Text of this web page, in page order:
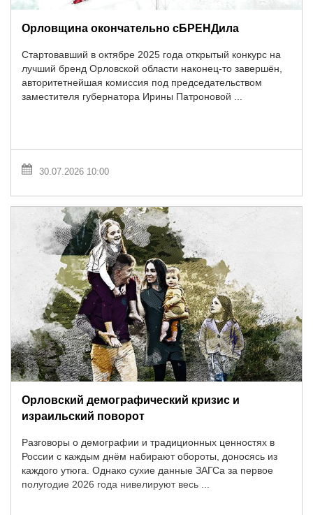
Орловщина окончательно сБРЕНДила
Стартовавший в октябре 2025 года открытый конкурс на
лучший бренд Орловской области наконец-то завершён,
авторитетнейшая комиссия под председательством
заместителя губернатора Ирины Патроновой ...
30.07.2026 10:00
Орловский демографический кризис и
израильский поворот
Разговоры о демографии и традиционных ценностях в
России с каждым днём набирают обороты, доносясь из
каждого утюга. Однако сухие данные ЗАГСа за первое
полугодие 2026 года нивелируют весь ...